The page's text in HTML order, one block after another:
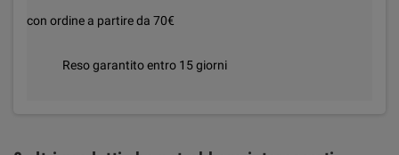
con ordine a partire da 70€
Reso garantito entro 15 giorni